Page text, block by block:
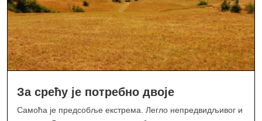
За срећу је потребно двоје
Самоћа је предсобље екстрема. Легло непредвидљивог и